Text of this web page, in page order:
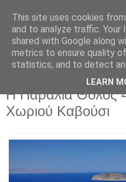
Πέμπτη 28 Μαΐου 2026
Η Παραλία Θόλος
Χωριού Καβούσι
This site uses cookies
and to analyze traffic. Your
shared with Google along
metrics to ensure quality
statistics, and to detect
LEARN